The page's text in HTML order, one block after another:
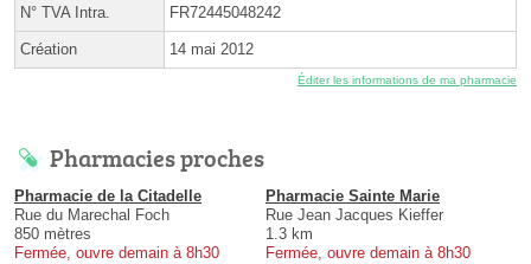
N° TVA Intra. FR72445048242
Création 14 mai 2012
Éditer les informations de ma pharmacie
Pharmacies proches
Pharmacie de la Citadelle
Rue du Marechal Foch
850 mètres
Fermée, ouvre demain à 8h30
Pharmacie Sainte Marie
Rue Jean Jacques Kieffer
1.3 km
Fermée, ouvre demain à 8h30